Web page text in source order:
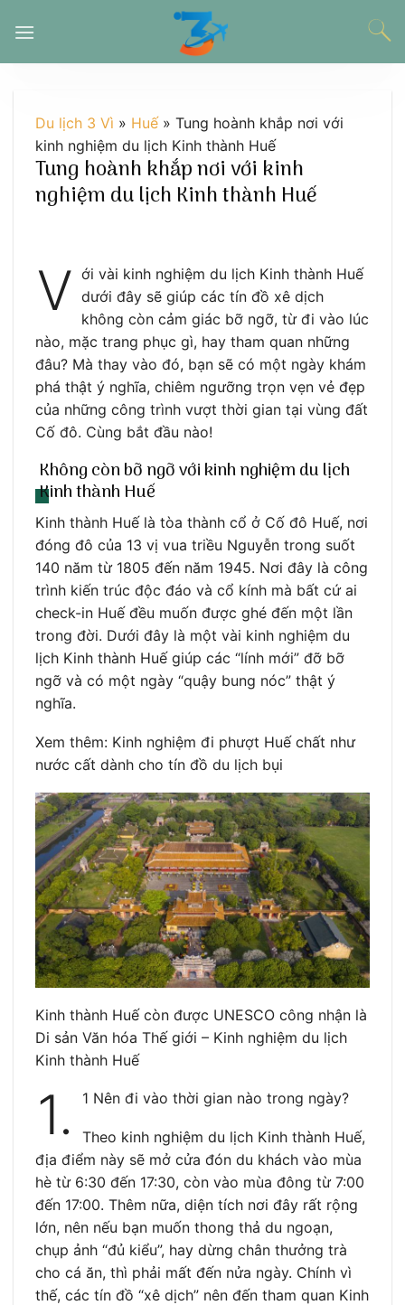
đến
Du lịch 3 Vì » Huế» Tung hoành khắp nơi với
kinh nghiệm du lịch Kinh thành Huế
Tung hoành khắp nơi với kinh
nghiệm du lịch Kinh thành Huế
V ới vài kinh nghiệm du lịch Kinh thành Huế
dưới đây sẽ giúp các tín đồ xê dịch
không còn cảm giác bỡ ngỡ, từ đi vào lúc
nào, mặc trang phục gì, hay tham quan những
đâu? Mà thay vào đó, bạn sẽ có một ngày khám
phá thật ý nghĩa, chiêm ngưỡng trọn vẹn vẻ đẹp
của những công trình vượt thời gian tại vùng đất
Cố đô. Cùng bắt đầu nào!
Không còn bỡ ngỡ với kinh nghiệm du lịch
Kinh thành Huế
Kinh thành Huế là tòa thành cổ ở Cố đô Huế, nơi
đóng đô của 13 vị vua triều Nguyễn trong suốt
140 năm từ 1805 đến năm 1945. Nơi đây là công
trình kiến trúc độc đáo và cổ kính mà bất cứ ai
check-in Huế đều muốn được ghé đến một lần
trong đời. Dưới đây là một vài kinh nghiệm du
lịch Kinh thành Huế giúp các “lính mới” đỡ bỡ
ngỡ và có một ngày “quậy bung nóc” thật ý
nghĩa.
Xem thêm: Kinh nghiệm đi phượt Huế chất như
nước cất dành cho tín đồ du lịch bụi
Kinh thành Huế còn được UNESCO công nhận là
Di sản Văn hóa Thế giới – Kinh nghiệm du lịch
Kinh thành Huế
1. 1 Nên đi vào thời gian nào trong ngày?
Theo kinh nghiệm du lịch Kinh thành Huế,
địa điểm này sẽ mở cửa đón du khách vào mùa
hè từ 6:30 đến 17:30, còn vào mùa đông từ 7:00
đến 17:00. Thêm nữa, diện tích nơi đây rất rộng
lớn, nên nếu bạn muốn thong thả du ngoạn,
chụp ảnh “đủ kiểu”, hay dừng chân thưởng trà
cho cá ăn, thì phải mất đến nửa ngày. Chính vì
thế, các tín đồ “xê dịch” nên đến tham quan Kinh